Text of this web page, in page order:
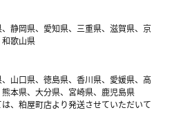
静岡県、愛知県、三重県、滋賀県、京
歌山県
山口県、徳島県、香川県、愛媛県、高
本県、大分県、宮崎県、鹿児島県
、粕屋町店より発送させていただいて